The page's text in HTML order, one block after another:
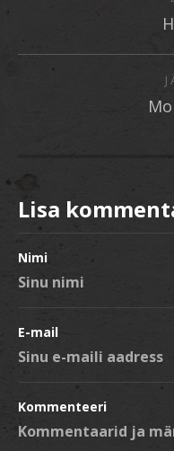
Lisa
Nimi
E-mail
Kommenteeri